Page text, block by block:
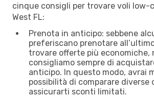
cinque consigli per trovare voli low-
West FL:
Prenota in anticipo: sebbene
preferiscano prenotare
trovare offerte più economiche,
consigliamo sempre di
anticipo. In questo modo, avrai
possibilità di comparare diverse
assicurarti sconti limitati.